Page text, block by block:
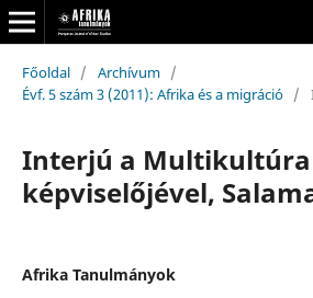
Főoldal / Archívum /
Évf. 5 szám 3 (2011): Afrika és a migráció /
Interjú a Multikultúra
képviselőjével,
Afrika Tanulmányok